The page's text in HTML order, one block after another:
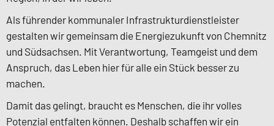
Als führender kommunaler Infrastrukturdienstleister
gestalten wir gemeinsam die Energiezukunft von Chemnitz
und Südsachsen. Mit Verantwortung, Teamgeist und dem
Anspruch, das Leben hier für alle ein Stück besser zu
machen.
Damit das gelingt, braucht es Menschen, die ihr volles
Potenzial entfalten können. Deshalb schaffen wir ein